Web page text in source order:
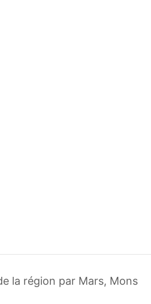
la région par Mars, Mons